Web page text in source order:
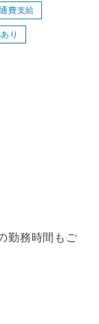
費支給
り
勤務時間もご